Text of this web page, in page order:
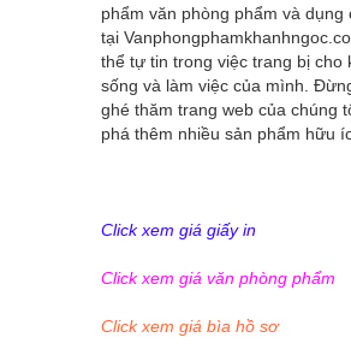
phẩm văn phòng phẩm và dụng
tại
thể tự tin trong việc trang bị cho
sống và làm việc của mình.
ghé thăm trang web của chúng
phá thêm nhiều sản phẩm hữu
Click xem giá giấy in
Click xem giá văn phòng phẩm
Click xem giá bìa hồ sơ